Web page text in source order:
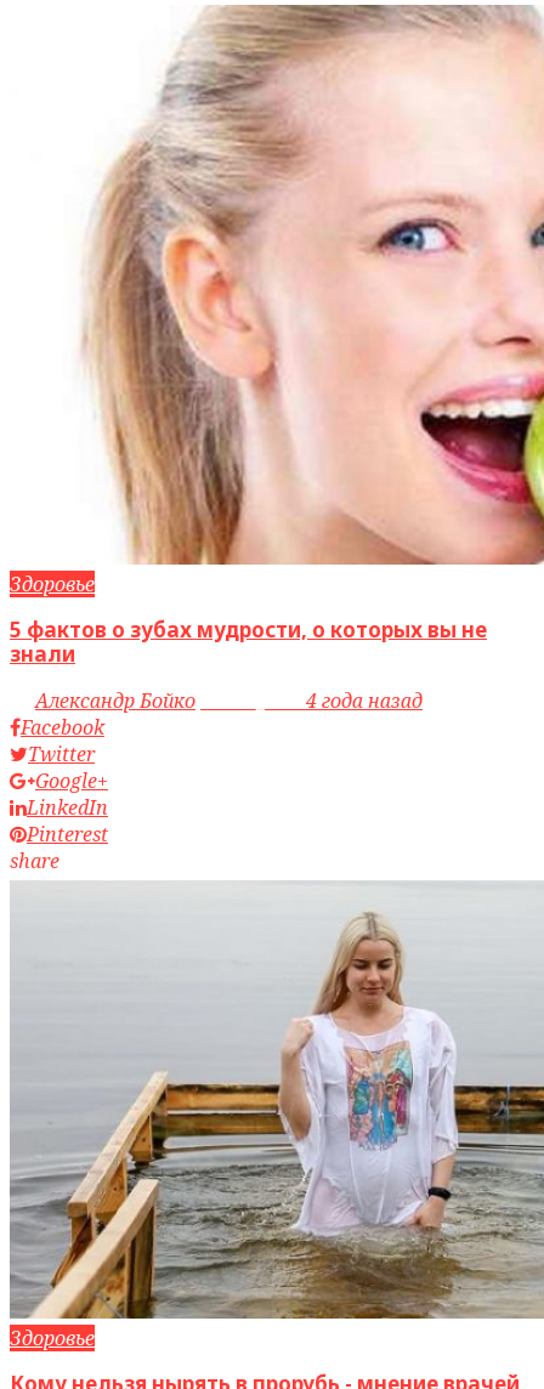
Здоровье
5 фактов о зубах мудрости, о которых вы не
знали
byАлександр Бойко
4 года назад
Facebook
Twitter
Google+
LinkedIn
Pinterest
share
Здоровье
Кому нельзя нырять в прорубь - мнение врачей